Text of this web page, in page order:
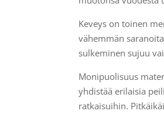
Keveys on toinen
vähemmän
sulkeminen sujuu
Monipuolisuus
yhdistää erilaisia
ratkaisuihin.